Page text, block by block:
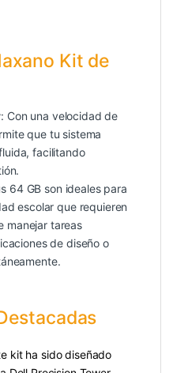
Kit de
: Con una velocidad de
que tu sistema
facilitando
64 GB son ideales para
escolar que requieren
manejar tareas
de diseño o
kit ha sido diseñado